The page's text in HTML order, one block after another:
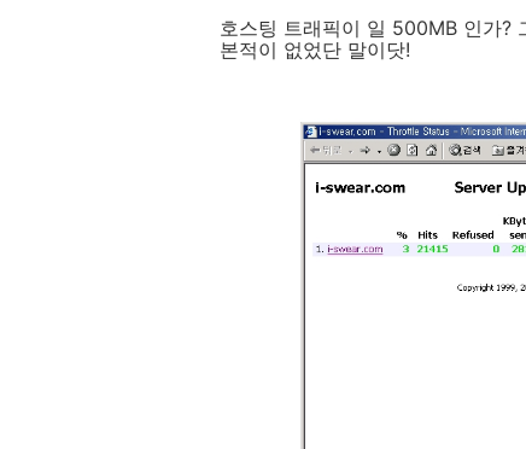
호스팅 트래픽이 일 500MB 인가?
본적이 없었단 말이닷!